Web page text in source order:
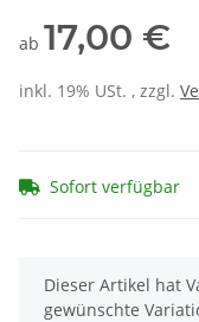
ab 17,00 €
inkl. 19% USt. , zzgl.
Sofort verfügbar
x
Dieser Artikel hat
gewünschte